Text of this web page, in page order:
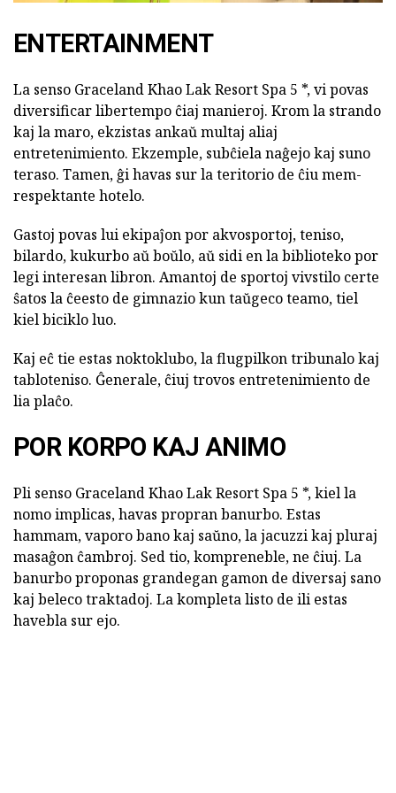
ENTERTAINMENT
La senso Graceland Khao Lak Resort Spa 5 *, vi povas
diversificar libertempo ĉiaj manieroj. Krom la strando
kaj la maro, ekzistas ankaŭ multaj aliaj
entretenimiento. Ekzemple, subĉiela naĝejo kaj suno
teraso. Tamen, ĝi havas sur la teritorio de ĉiu mem-
respektante hotelo.
Gastoj povas lui ekipaĵon por akvosportoj, teniso,
bilardo, kukurbo aŭ boŭlo, aŭ sidi en la biblioteko por
legi interesan libron. Amantoj de sportoj vivstilo certe
ŝatos la ĉeesto de gimnazio kun taŭgeco teamo, tiel
kiel biciklo luo.
Kaj eĉ tie estas noktoklubo, la flugpilkon tribunalo kaj
tabloteniso. Ĝenerale, ĉiuj trovos entretenimiento de
lia plaĉo.
POR KORPO KAJ ANIMO
Pli senso Graceland Khao Lak Resort Spa 5 *, kiel la
nomo implicas, havas propran banurbo. Estas
hammam, vaporo bano kaj saŭno, la jacuzzi kaj pluraj
masaĝon ĉambroj. Sed tio, kompreneble, ne ĉiuj. La
banurbo proponas grandegan gamon de diversaj sano
kaj beleco traktadoj. La kompleta listo de ili estas
havebla sur ejo.